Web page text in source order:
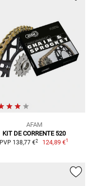
AFAM
KIT DE CORRENTE 520
PVP 138,77 €2 124,89 €1